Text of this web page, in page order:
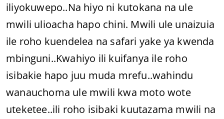
iliyokuwepo..Na hiyo ni kutokana na ule
mwili ulioacha hapo chini. Mwili ule unaizuia
ile roho kuendelea na safari yake ya kwenda
mbinguni..Kwahiyo ili kuifanya ile roho
isibakie hapo juu muda mrefu..wahindu
wanauchoma ule mwili kwa moto wote
uteketee..ili roho isibaki kuutazama mwili na